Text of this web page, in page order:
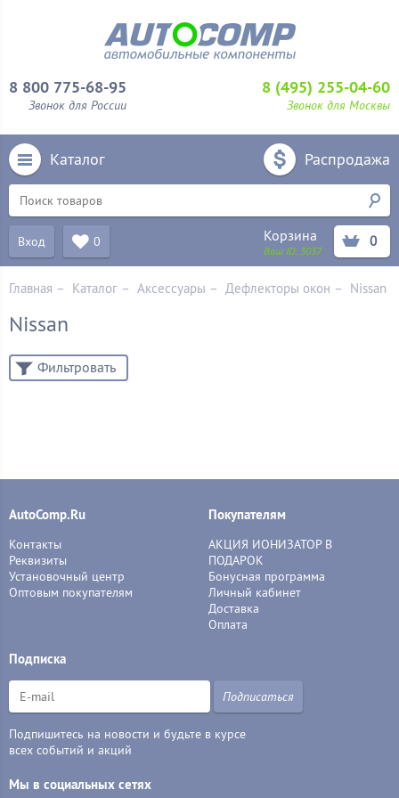
8 800 775-68-95
Звонок для России
8 (495) 255-04-60
Звонок для Москвы
Каталог Распродажа
Вход 0 Корзина
Ваш ID: 3037
0
Главная – Каталог – Аксессуары – Дефлекторы окон – Nissan
Nissan
Фильтровать
AutoComp.Ru
Контакты
Реквизиты
Установочный центр
Оптовым покупателям
Покупателям
АКЦИЯ ИОНИЗАТОР В
ПОДАРОК
Бонусная программа
Личный кабинет
Доставка
Оплата
Подписка
Подписаться
Подпишитесь на новости и будьте в курсе
всех событий и акций
Мы в социальных сетях